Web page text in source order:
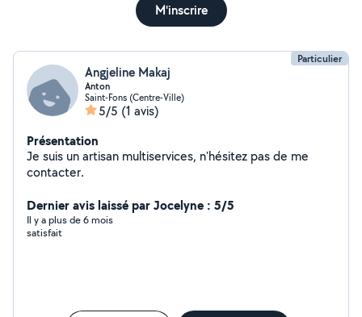
M'inscrire
Particulier
Angjeline Makaj
Anton
Saint-Fons (Centre-Ville)
5/5 (1 avis)
Présentation
Je suis un artisan multiservices, n'hésitez pas de me
contacter.
Dernier avis laissé par Jocelyne : 5/5
Il y a plus de 6 mois
satisfait